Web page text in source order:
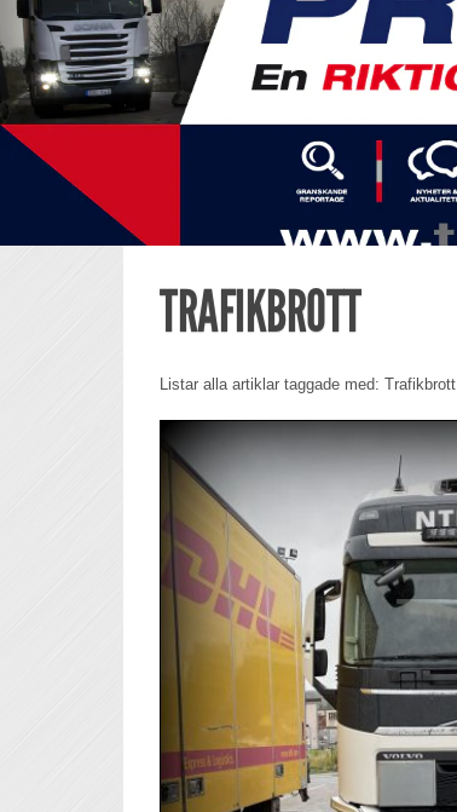
TRAFIKBROTT
Listar alla artiklar taggade med: Trafikbrott